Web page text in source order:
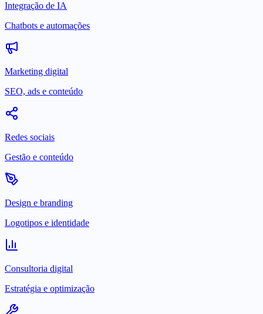
Integração de IA
Chatbots e automações
Marketing digital
SEO, ads e conteúdo
Redes sociais
Gestão e conteúdo
Design e branding
Logotipos e identidade
Consultoria digital
Estratégia e optimização